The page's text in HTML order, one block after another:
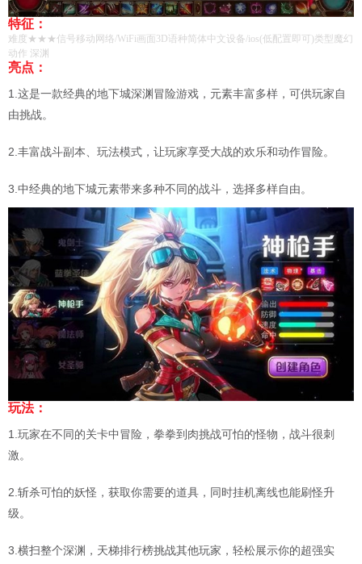
特征：
难度★★★信号移动网络/WiFi画面3D语种简体中文设备/ios(低配置即可)类型魔幻
动作 深渊
亮点：
1.这是一款经典的地下城深渊冒险游戏，元素丰富多样，可供玩家自
由挑战。
2.丰富战斗副本、玩法模式，让玩家享受大战的欢乐和动作冒险。
3.中经典的地下城元素带来多种不同的战斗，选择多样自由。
玩法：
1.玩家在不同的关卡中冒险，拳拳到肉挑战可怕的怪物，战斗很刺
激。
2.斩杀可怕的妖怪，获取你需要的道具，同时挂机离线也能刷怪升
级。
3.横扫整个深渊，天梯排行榜挑战其他玩家，轻松展示你的超强实